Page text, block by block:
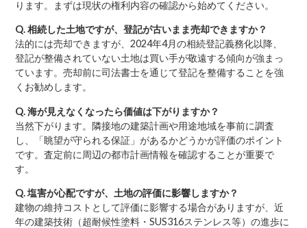
ります。まずは現状の権利内容の確認から始めてください。
Q. 相続した土地ですが、登記が古いまま売却できますか？
法的には売却できますが、2024年4月の相続登記義務化以降、
登記が整備されていない土地は買い手が敬遠する傾向が強まっ
ています。売却前に司法書士を通じて登記を整備することを強
くお勧めします。
Q. 海が見えなくなったら価値は下がりますか？
当然下がります。隣接地の建築計画や用途地域を事前に調査
し、「眺望が守られる保証」があるかどうかが評価のポイント
です。査定前に周辺の都市計画情報を確認することが重要で
す。
Q. 塩害が心配ですが、土地の評価に影響しますか？
建物の維持コストとして評価に影響する場合がありますが、近
年の建築技術（超耐候性塗料・SUS316ステンレス等）の進歩に